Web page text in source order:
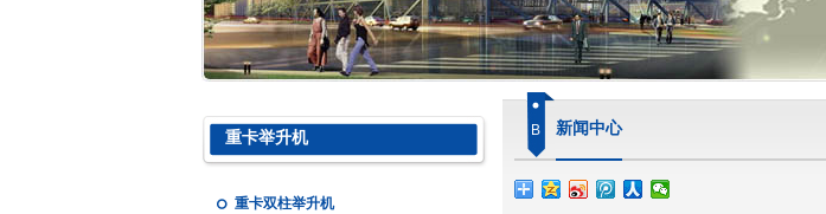
重卡举升机
重卡双柱举升机
B 新闻中心